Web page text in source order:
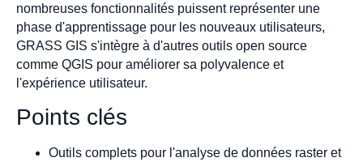
nombreuses fonctionnalités puissent représenter une
phase d'apprentissage pour les nouveaux utilisateurs,
GRASS GIS s'intègre à d'autres outils open source
comme QGIS pour améliorer sa polyvalence et
l'expérience utilisateur.
Points clés
Outils complets pour l'analyse de données raster et